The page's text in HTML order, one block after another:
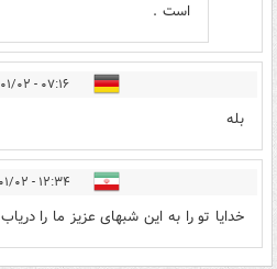
است .
۰۷:۱۶ - ۱۴۰۴/۰۱/۰۲
بله
۱۲:۳۴ - ۱۴۰۴/۰۱/۰۲
خدایا تو را به این شبهای عزیز ما را دریاب